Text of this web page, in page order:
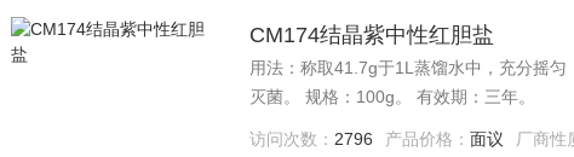
CM174结晶紫中性红胆盐
用法：称取41.7g于1L蒸馏水中，充分摇
灭菌。 规格：100g。 有效期：三年。
访问次数： 2796 产品价格：面议 厂商性